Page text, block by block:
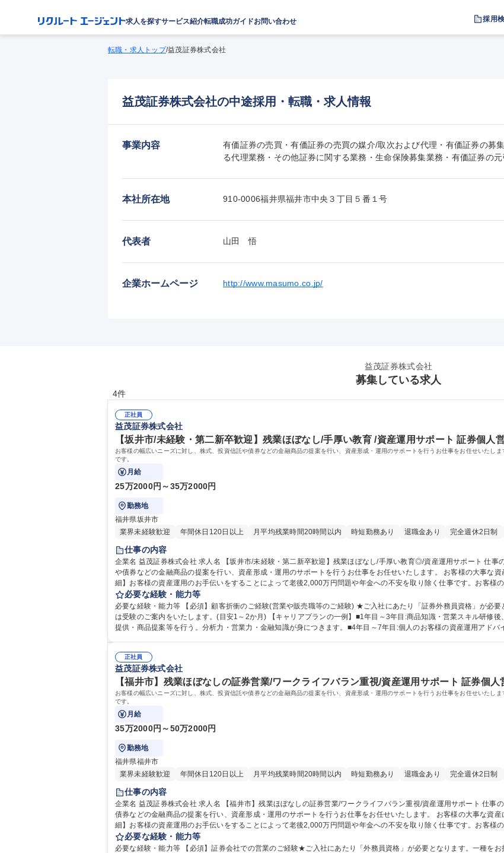
求人を探すサービス紹介転職成功ガイドお問い合わせ 採用
転職・求人トップ/益茂証券株式会社
益茂証券株式会社の中途採用・転職・求人情報
事業内容
有価証券の売買・有価証券の売買の媒介/取次および代理・有価証券の募
る代理業務・その他証券に関する業務・生命保険募集業務・有価証券の元
本社所在地 910-0006福井県福井市中央３丁目５番１号
代表者 山田　悟
企業ホームページ http://www.masumo.co.jp/
益茂証券株式会社
募集している求人
4件
正社員
益茂証券株式会社
【坂井市/未経験・第二新卒歓迎】残業ほぼなし/手厚い教育 /資産運用サポート 証券個人
お客様の幅広いニーズに対し、株式、投資信託や債券などの金融商品の提案を行い、資産形成・運用のサポートを行うお仕事をお任せいたし
です。
月給
25万2000円～35万2000円
勤務地
福井県坂井市
業界未経験歓迎
年間休日120日以上 月平均残業時間20時間以内 時短勤務あり 退職金あり 完全週休2日制
仕事の内容
企業名 益茂証券株式会社 求人名 【坂井市/未経験・第二新卒歓迎】残業ほぼなし/手厚い教育◎/資産運用サポート 仕事の内容 お客様の幅広いニーズに対し、株式、投資信託
や債券などの金融商品の提案を行い、資産形成・運用のサポートを行うお仕事をお任せいたします。 お客様の大事な資産
細】お客様の資産運用のお手伝いをすることによって老後2,000万円問題や年金への不安を取り除く仕事です。お客様
ことで日々成長が実感できます。【魅力】。■残業時間もほとんどなく、ライフワークバランスを実現◎平均勤続勤務
他社にはない優位な店舗ネットワークを活かしながら営業いただけます！ 募集
必要な経験・能力等
必要な経験・能力等 【必須】顧客折衝のご経験(営業や販売職等のご経験) ★ご入社にあたり「証券外務員資格」が必
は受験のご案内をいたします。(目安1～2か月) 【キャリアプランの一例】■1年目～3年目:商品知識・営業スキル研修後、主に新規開拓と個人のお客様(休眠客)へ訪問し、情報
提供・商品提案等を行う。分析力・営業力・金融知識が身につきます。■4年目～7年目:個人のお客様の資産運用アド
正社員
益茂証券株式会社
【福井市】残業ほぼなしの証券営業/ワークライフバラン重視/資産運用サポート 証券個人
お客様の幅広いニーズに対し、株式、投資信託や債券などの金融商品の提案を行い、資産形成・運用のサポートを行うお仕事をお任せいたし
です。
月給
35万2000円～50万2000円
勤務地
福井県福井市
業界未経験歓迎
年間休日120日以上 月平均残業時間20時間以内 時短勤務あり 退職金あり 完全週休2日制
仕事の内容
企業名 益茂証券株式会社 求人名 【福井市】残業ほぼなしの証券営業/ワークライフバラン重視/資産運用サポート 仕事の内容 お客様の幅広いニーズに対し、株式、投資信託や
債券などの金融商品の提案を行い、資産形成・運用のサポートを行うお仕事をお任せいたします。 お客様の大事な資産に
細】お客様の資産運用のお手伝いをすることによって老後2,000万円問題や年金への不安を取り除く仕事です。お客様
ことで日々成長が実感できます。【魅力】。■残業時間もほとんどなく、ライフワークバランスを実現◎平均勤続勤務
他社にはない優位な店舗ネットワークを活かしながら営業いただけます！ 募集
必要な経験・能力等
必要な経験・能力等 【必須】証券会社での営業のご経験★ご入社にあたり「外務員資格」が必要となります。一種を